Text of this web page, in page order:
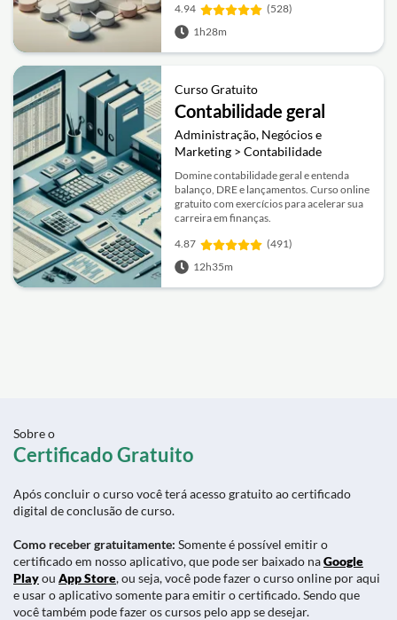
4.94
(528)
1h28m
Curso Gratuito
Contabilidade geral
Administração, Negócios e
Marketing > Contabilidade
Domine contabilidade geral e entenda
balanço, DRE e lançamentos. Curso online
gratuito com exercícios para acelerar sua
carreira em finanças.
4.87
(491)
12h35m
Sobre o
Certificado Gratuito
Após concluir o curso você terá acesso gratuito ao certificado
digital de conclusão de curso.
Como receber gratuitamente: Somente é possível emitir o
certificado em nosso aplicativo, que pode ser baixado naGoogle
Playou App Store, ou seja, você pode fazer o curso online por aqui
e usar o aplicativo somente para emitir o certificado. Sendo que
você também pode fazer os cursos pelo app se desejar.